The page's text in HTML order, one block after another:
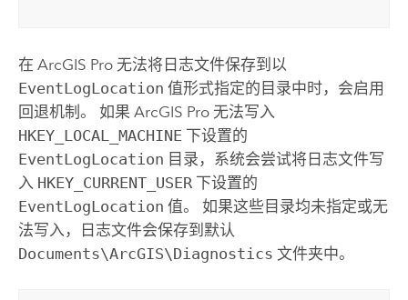
在 ArcGIS Pro无法将日志文件保存到以
EventLogLocation 值形式指定的目录中时，会启用
回退机制。 如果 ArcGIS Pro无法写入
HKEY_LOCAL_MACHINE 下设置的
EventLogLocation 目录，系统会尝试将日志文件写
入 HKEY_CURRENT_USER下设置的
EventLogLocation 值。 如果这些目录均未指定或无
法写入，日志文件会保存到默认
Documents\ArcGIS\Diagnostics 文件夹中。